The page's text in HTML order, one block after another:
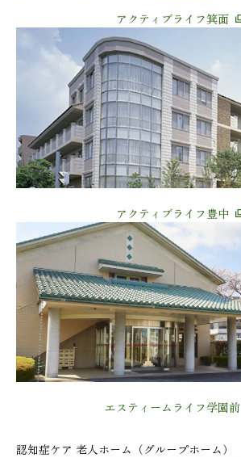
アクティブライフ箕面
アクティブライフ豊中
エスティームライフ学園前
認知症ケア 老人ホーム（グループホーム）